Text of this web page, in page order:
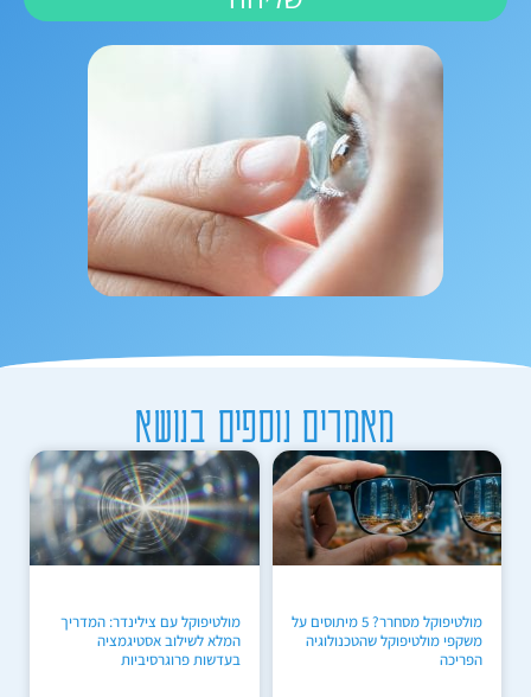
מאמרים נוספים בנושא
מולטיפוקל מסחרר? 5 מיתוסים על
משקפי מולטיפוקל שהטכנולוגיה
הפריכה
מולטיפוקל עם צילינדר: המדריך
המלא לשילוב אסטיגמציה
בעדשות פרוגרסיביות